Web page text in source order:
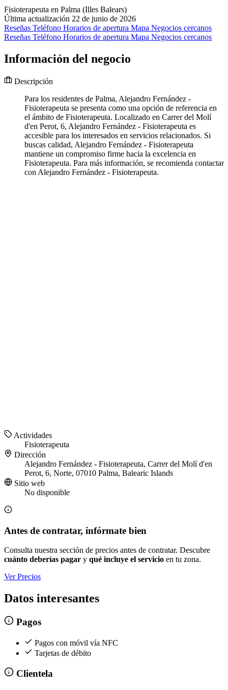
Fisioterapeuta en Palma (Illes Balears)
Última actualización 22 de junio de 2026
Reseñas Teléfono Horarios de apertura Mapa Negocios cercanos
Reseñas Teléfono Horarios de apertura Mapa Negocios cercanos
Información del negocio
Descripción
Para los residentes de Palma, Alejandro Fernández -
Fisioterapeuta se presenta como una opción de referencia en
el ámbito de Fisioterapeuta. Localizado en Carrer del Molí
d'en Perot, 6, Alejandro Fernández - Fisioterapeuta es
accesible para los interesados en servicios relacionados. Si
buscas calidad, Alejandro Fernández - Fisioterapeuta
mantiene un compromiso firme hacia la excelencia en
Fisioterapeuta. Para más información, se recomienda contactar
con Alejandro Fernández - Fisioterapeuta.
Actividades
Fisioterapeuta
Dirección
Alejandro Fernández - Fisioterapeuta, Carrer del Molí d'en
Perot, 6, Norte, 07010 Palma, Balearic Islands
Sitio web
No disponible
Antes de contratar, infórmate bien
Consulta nuestra sección de precios antes de contratar. Descubre
cuánto deberías pagar y qué incluye el servicio en tu zona.
Ver Precios
Datos interesantes
Pagos
Pagos con móvil vía NFC
Tarjetas de débito
Clientela